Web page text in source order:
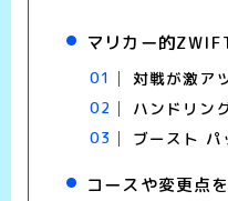
マリカー的
対戦が激ア
ハンドリン
ブースト パ
コースや変更点